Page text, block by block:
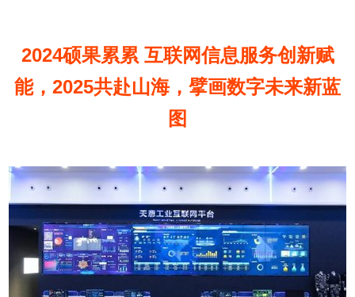
2024硕果累累 互联网信息服务创新赋
能，2025共赴山海，擘画数字未来新蓝
图